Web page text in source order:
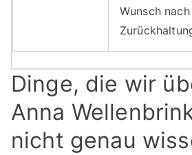
Wunsch nach
Dinge, die wir
Anna
nicht genau